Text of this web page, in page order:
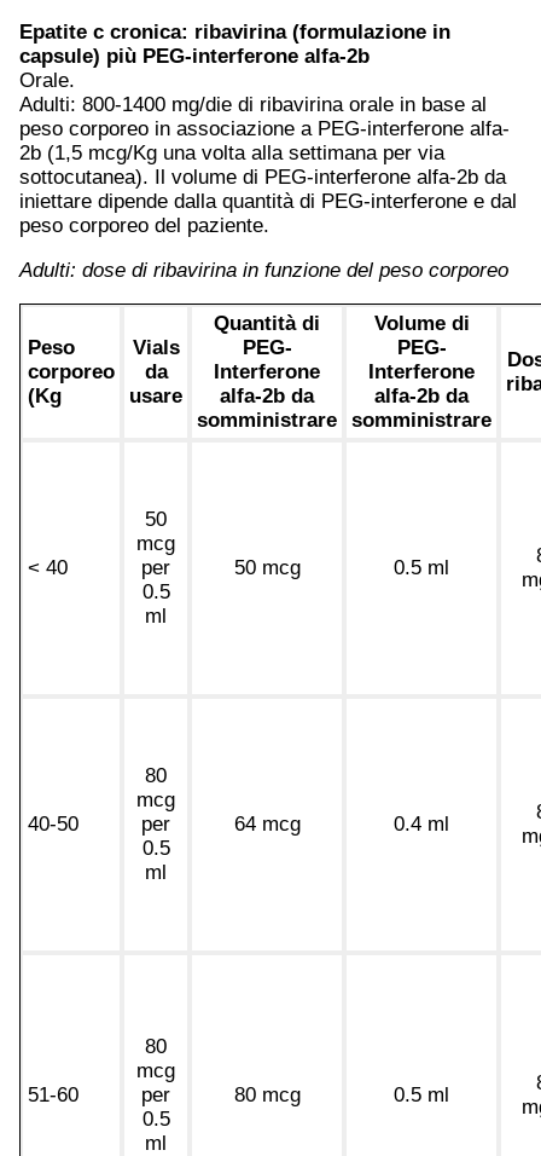
Epatite c cronica: ribavirina (formulazione in
capsule) più PEG-interferone alfa-2b
Orale.
Adulti: 800-1400 mg/die di ribavirina orale in base al
peso corporeo in associazione a PEG-interferone alfa-
2b (1,5 mcg/Kg una volta alla settimana per via
sottocutanea). Il volume di PEG-interferone alfa-2b da
iniettare dipende dalla quantità di PEG-interferone e dal
peso corporeo del paziente.
Adulti: dose di ribavirina in funzione del peso corporeo
Peso
corporeo
(Kg
Vials
da
usare
Quantità di
PEG-
Interferone
alfa-2b da
somministrare
Volume di
PEG-
Interferone
alfa-2b da
somministrare
< 40
50
mcg
per
0.5
ml
50 mcg 0.5 ml
40-50
80
mcg
per
0.5
ml
64 mcg 0.4 ml
51-60
80
mcg
per
0.5
ml
80 mcg 0.5 ml